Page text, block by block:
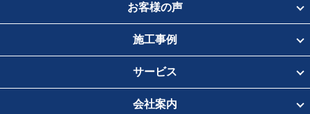
お客様の声
施工事例
サービス
会社案内